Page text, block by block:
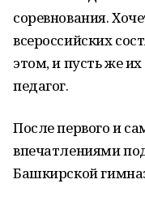
соревнования.
всероссийских
этом, и пусть же
педагог.
После первого и
впечатлениями
Башкирской